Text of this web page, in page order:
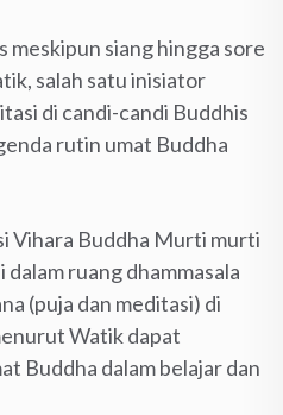
meskipun siang hingga sore
salah satu inisiator
di candi-candi Buddhis
rutin umat Buddha
Vihara Buddha Murti murti
ruang dhammasala
(puja dan meditasi) di
Watik dapat
Buddha dalam belajar dan